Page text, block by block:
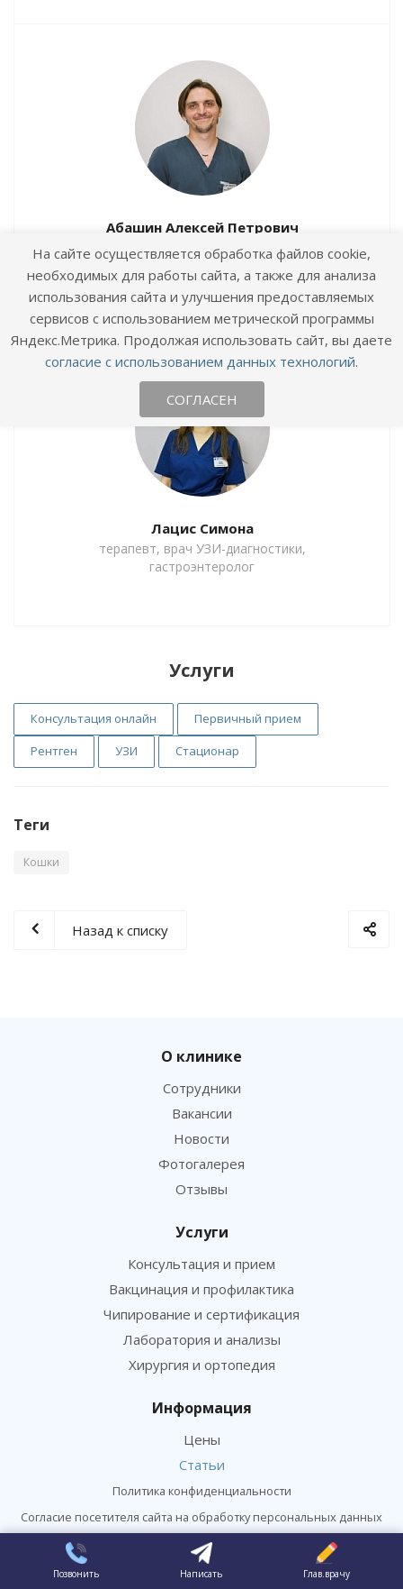
Абашин Алексей Петрович
терапевт, врач УЗИ-диагностики, пульмонолог
Лацис Симона
терапевт, врач УЗИ-диагностики,
гастроэнтеролог
Услуги
Консультация онлайн
Первичный прием
Рентген
УЗИ Стационар
Теги
Кошки
Назад к списку
О клинике
Сотрудники
Вакансии
Новости
Фотогалерея
Отзывы
Услуги
Консультация и прием
Вакцинация и профилактика
Чипирование и сертификация
Лаборатория и анализы
Хирургия и ортопедия
Информация
Цены
Статьи
Политика конфиденциальности
Согласие посетителя сайта на обработку персональных данных
Согласие на получение рекламных рассылок
Позвонить Написать Глав.врачу
На сайте осуществляется обработка файлов cookie,
необходимых для работы сайта, а также для анализа
использования сайта и улучшения предоставляемых
сервисов с использованием метрической программы
Яндекс.Метрика. Продолжая использовать сайт, вы даете
согласие с использованием данных технологий.
СОГЛАСЕН